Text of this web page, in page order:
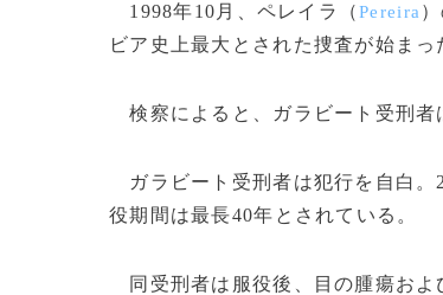
1998年10月、ペレイラ（Pereira
ビア史上最大とされた捜査が始ま
検察によると、ガラビート受刑者
ガラビート受刑者は犯行を自白。
役期間は最長40年とされている。
同受刑者は服役後、目の腫瘍およ